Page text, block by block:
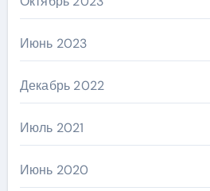
Июнь 2023
Декабрь 2022
Июль 2021
Июнь 2020